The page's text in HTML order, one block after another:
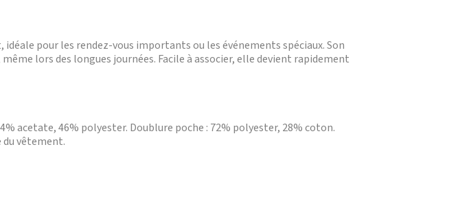
pour les rendez-vous importants ou les événements spéciaux. Son
lors des longues journées. Facile à associer, elle devient rapidement
acetate, 46% polyester. Doublure poche : 72% polyester, 28% coton.
vêtement.